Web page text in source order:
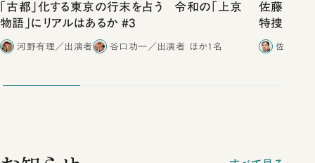
「古都」化する東京の行末を占う 令和の「上京
物語」にリアルはあるか #3
河野有理／出演者 谷口功一／出演者 ほか1名
佐藤優vs
特捜取調
合ったこと
佐藤優